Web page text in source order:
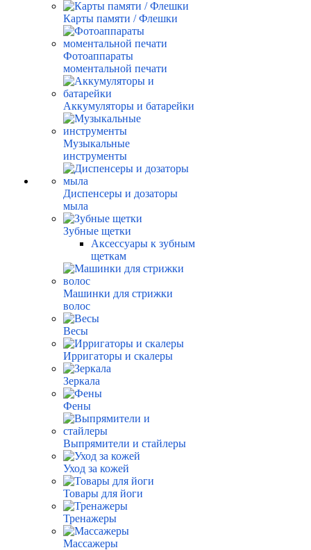
Карты памяти / Флешки
Фотоаппараты
моментальной печати
Аккумуляторы и батарейки
Музыкальные
инструменты
Диспенсеры и дозаторы
мыла
Зубные щетки
Аксессуары к зубным
щеткам
Машинки для стрижки
волос
Весы
Ирригаторы и скалеры
Зеркала
Фены
Выпрямители и стайлеры
Уход за кожей
Товары для йоги
Тренажеры
Массажеры